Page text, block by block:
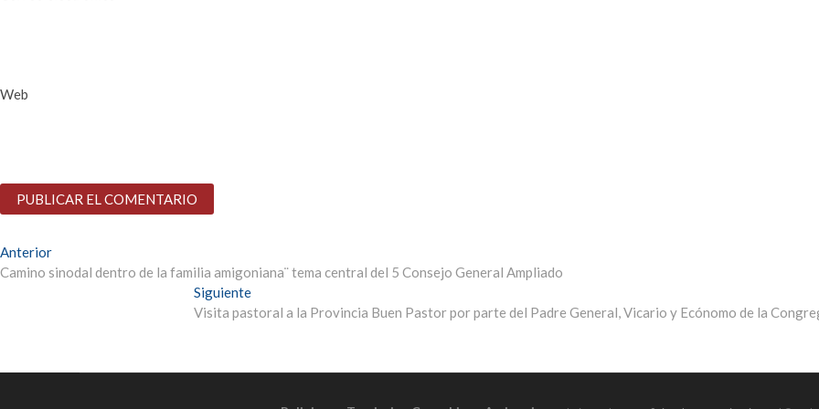
Web
Anterior
Camino sinodal dentro de la familia amigoniana¨ tema central del 5 Consejo General Ampliado
Siguiente
Visita pastoral a la Provincia Buen Pastor por parte del Padre General, Vicario y Ecónomo de la